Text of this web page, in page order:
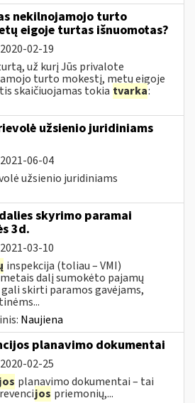
nekilnojamojo turto
eigoje turtas išnuomotas?
2020-02-19
už kurį Jūs privalote
turto mokestį, metų eigoje
skaičiuojamas tokia tvarka:
užsienio juridiniams
2021-06-04
užsienio juridiniams
skyrimo paramai
3d.
2021-03-10
inspekcija (toliau – VMI)
dalį sumokėto pajamų
skirti paramos gavėjams,
Naujiena
planavimo dokumentai
2020-02-25
planavimo dokumentai – tai
jos priemonių,...